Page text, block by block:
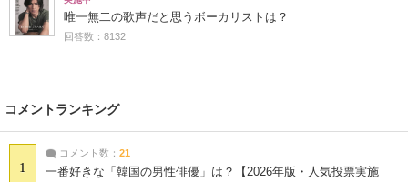
唯一無二の歌声だと思うボーカリストは？
回答数：8132
コメントランキング
1
コメント数： 21
一番好きな「韓国の男性俳優」は？【2026年版・人気投票実施